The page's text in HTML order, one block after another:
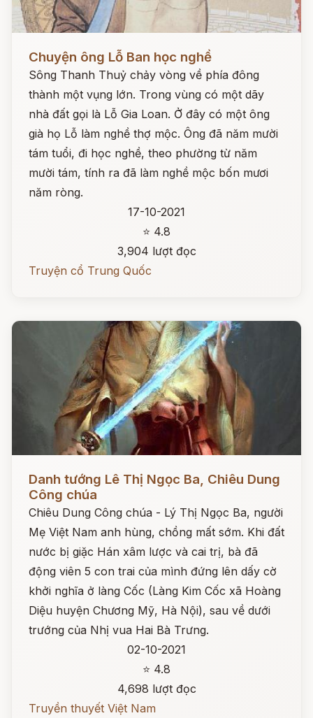
Chuyện ông Lỗ Ban học nghề
Sông Thanh Thuỷ chảy vòng về phía đông
thành một vụng lớn. Trong vùng có một dãy
nhà đất gọi là Lỗ Gia Loan. Ở đây có một ông
già họ Lỗ làm nghề thợ mộc. Ông đã năm mười
tám tuổi, đi học nghề, theo phường từ năm
mười tám, tính ra đã làm nghề mộc bốn mươi
năm ròng.
17-10-2021
⭐ 4.8
3,904 lượt đọc
Truyện cổ Trung Quốc
Danh tướng Lê Thị Ngọc Ba, Chiêu Dung
Công chúa
Chiêu Dung Công chúa - Lý Thị Ngọc Ba, người
Mẹ Việt Nam anh hùng, chồng mất sớm. Khi đất
nước bị giặc Hán xâm lược và cai trị, bà đã
động viên 5 con trai của mình đứng lên dấy cờ
khởi nghĩa ở làng Cốc (Làng Kim Cốc xã Hoàng
Diệu huyện Chương Mỹ, Hà Nội), sau về dưới
trướng của Nhị vua Hai Bà Trưng.
02-10-2021
⭐ 4.8
4,698 lượt đọc
Truyền thuyết Việt Nam